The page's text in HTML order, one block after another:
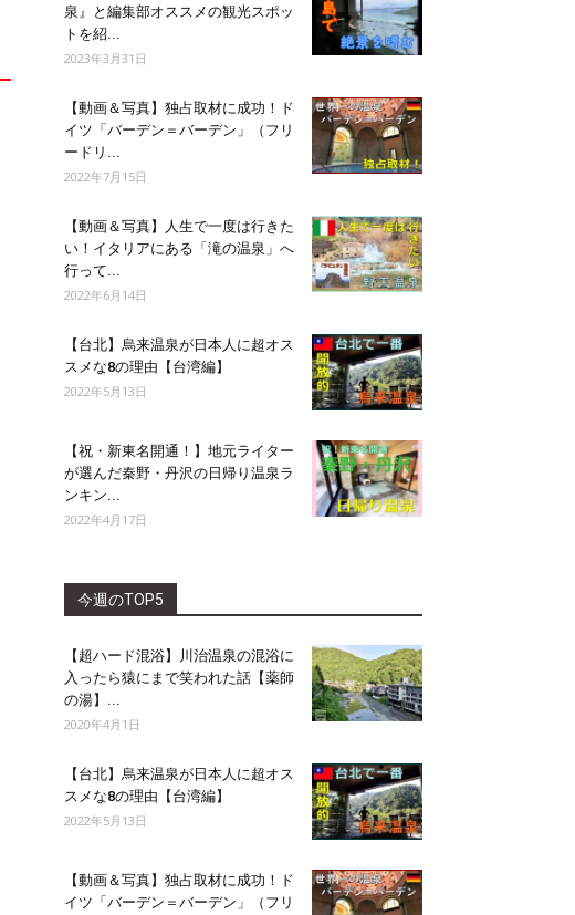
泉』と編集部オススメの観光スポッ
トを紹...
2023年3月31日
【動画＆写真】独占取材に成功！ド
イツ「バーデン＝バーデン」（フリ
ードリ...
2022年7月15日
【動画＆写真】人生で一度は行きた
い！イタリアにある「滝の温泉」へ
行って...
2022年6月14日
【台北】烏来温泉が日本人に超オス
スメな8の理由【台湾編】
2022年5月13日
【祝・新東名開通！】地元ライター
が選んだ秦野・丹沢の日帰り温泉ラ
ンキン...
2022年4月17日
今週のTOP5
【超ハード混浴】川治温泉の混浴に
入ったら猿にまで笑われた話【薬師
の湯】...
2020年4月1日
【台北】烏来温泉が日本人に超オス
スメな8の理由【台湾編】
2022年5月13日
【動画＆写真】独占取材に成功！ド
イツ「バーデン＝バーデン」（フリ